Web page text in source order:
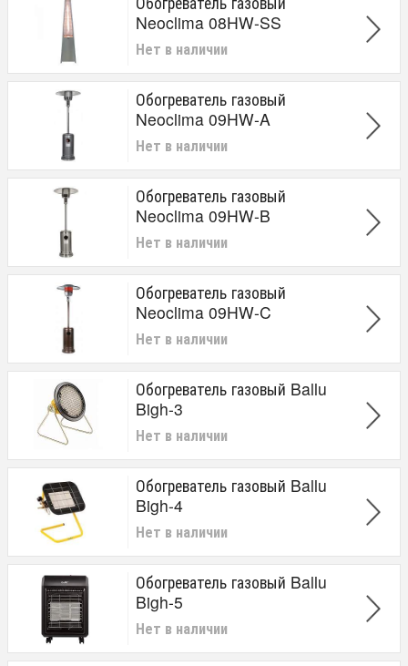
Neoclima 08HW-SS
Нет в наличии
Обогреватель газовый
Neoclima 09HW-A
Нет в наличии
Обогреватель газовый
Neoclima 09HW-B
Нет в наличии
Обогреватель газовый
Neoclima 09HW-C
Нет в наличии
Обогреватель газовый Ballu
Bigh-3
Нет в наличии
Обогреватель газовый Ballu
Bigh-4
Нет в наличии
Обогреватель газовый Ballu
Bigh-5
Нет в наличии